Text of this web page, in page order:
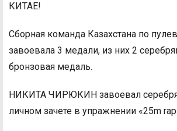
КИТАЕ!
Сборная команда Казахстана по
завоевала 3 медали, из них 2
бронзовая медаль.
НИКИТА ЧИРЮКИН завоевал
личном зачете в упражнении «25m